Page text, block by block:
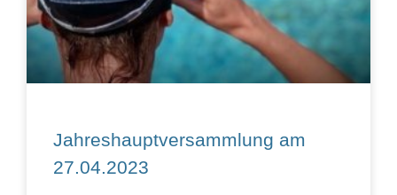
Jahreshauptversammlung am
27.04.2023